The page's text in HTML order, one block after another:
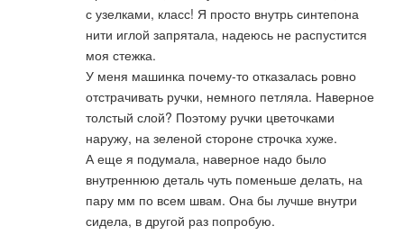
с узелками, класс! Я просто внутрь синтепона
нити иглой запрятала, надеюсь не распустится
моя стежка.
У меня машинка почему-то отказалась ровно
отстрачивать ручки, немного петляла. Наверное
толстый слой? Поэтому ручки цветочками
наружу, на зеленой стороне строчка хуже.
А еще я подумала, наверное надо было
внутреннюю деталь чуть поменьше делать, на
пару мм по всем швам. Она бы лучше внутри
сидела, в другой раз попробую.